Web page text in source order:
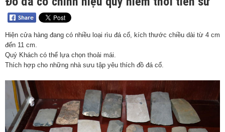
Hiện cửa hàng đang có nhiều loại rìu đá cổ, kích thước chiều dài từ 4 cm
đến 11 cm.
Quý Khách có thể lựa chọn thoải mái.
Thích hợp cho những nhà sưu tập yêu thích đồ đá cổ.